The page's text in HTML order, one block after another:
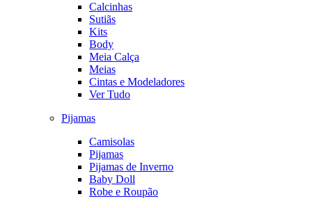
Calcinhas
Sutiãs
Kits
Body
Meia Calça
Meias
Cintas e Modeladores
Ver Tudo
Pijamas
Camisolas
Pijamas
Pijamas de Inverno
Baby Doll
Robe e Roupão